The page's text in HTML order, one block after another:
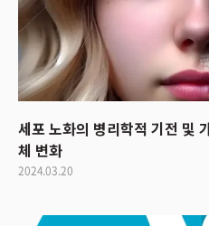
세포 노화의 병리학적 기전 및
체 변화
2024.03.20